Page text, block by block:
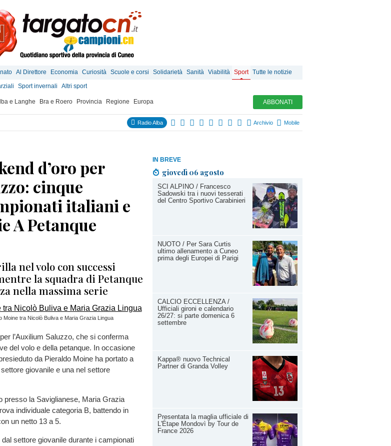
Al Direttore Economia Curiosità Scuole e corsi Solidarietà Sanità Viabilità Sport Tutte le notizie
Sport invernali Altri sport
e Langhe Bra e Roero Provincia Regione Europa ABBONATI
Radio Alba Archivio Mobile
IN BREVE
giovedì 06 agosto
SCI ALPINO / Francesco
Sadowski tra i nuovi tesserati
del Centro Sportivo Carabinieri
NUOTO / Per Sara Curtis
ultimo allenamento a Cuneo
prima degli Europei di Parigi
CALCIO ECCELLENZA /
Ufficiali gironi e calendario
26/27: si parte domenica 6
settembre
Kappa® nuovo Technical
Partner di Granda Volley
Presentata la maglia ufficiale di
L'Étape Mondovì by Tour de
France 2026
d’oro per
cinque
italiani e
A Petanque
nel volo con successi
la squadra di Petanque
nella massima serie
Moine tra Nicolò Buliva e Maria Grazia Lingua
l’Auxilium Saluzzo, che si conferma
del volo e della petanque. In occasione
da Pieraldo Moine ha portato a
giovanile e una nel settore
presso la Saviglianese, Maria Grazia
individuale categoria B, battendo in
un netto 13 a 5.
settore giovanile durante i campionati